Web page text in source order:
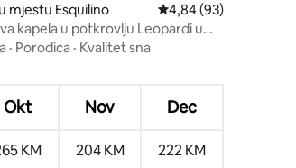
od 5, recenzija: 59
mjestu Esquilino Prosječna ocjena:
4,84 (93)
kapela u potkrovlju Leopardi u
Koloseja
· Porodica · Kvalitet sna
Okt Nov Dec
KM 204 KM 222 KM